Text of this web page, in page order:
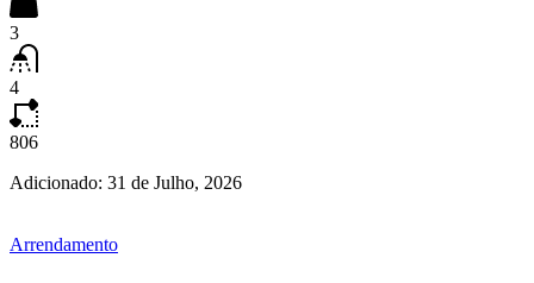
3
4
806
Adicionado: 31 de Julho, 2026
Arrendamento